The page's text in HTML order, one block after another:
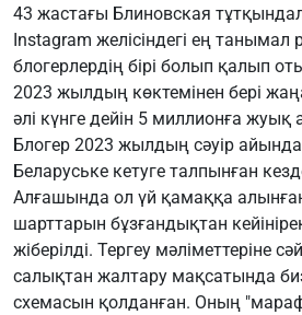
43 жастағы Блиновская
Instagram желісіндегі ең танымал
блогерлердің бірі болып қалып
2023 жылдың көктемінен бері
әлі күнге дейін 5 миллионға
Блогер 2023 жылдың сәуір
Беларуське кетуге талпынған
Алғашында ол үй қамаққа
шарттарын бұзғандықтан
жіберілді. Тергеу мәліметтеріне
салықтан жалтару мақсатында
схемасын қолданған. Оның